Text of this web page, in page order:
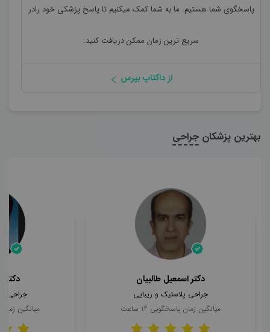
پاسخگوی شما هستیم. ما به شما کمک میکنیم تا پاسخ پزشکی خود رادر
سریع ترین زمان ممکن دریافت کنید.
از داکتاپ بپرس
بهترین پزشکان جراحی
دکتر اسمعیل طالبیان
جراحی پلاستیک و زیبایی
میانگین زمان پاسخگویی 12 ساعت
دکتر
جراحی
میانگین